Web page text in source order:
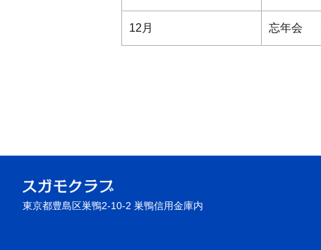
12月 忘年会 （
東京都豊島区巣鴨2-10-2 巣鴨信用金庫内